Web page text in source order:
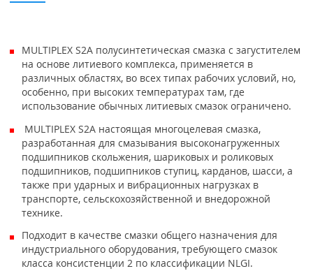
MULTIPLEX S2A полусинтетическая смазка с загустителем
на основе литиевого комплекса, применяется в
различных областях, во всех типах рабочих условий, но,
особенно, при высоких температурах там, где
использование обычных литиевых смазок ограничено.
MULTIPLEX S2A настоящая многоцелевая смазка,
разработанная для смазывания высоконагруженных
подшипников скольжения, шариковых и роликовых
подшипников, подшипников ступиц, карданов, шасси, а
также при ударных и вибрационных нагрузках в
транспорте, сельскохозяйственной и внедорожной
технике.
Подходит в качестве смазки общего назначения для
индустриального оборудования, требующего смазок
класса консистенции 2 по классификации NLGI.